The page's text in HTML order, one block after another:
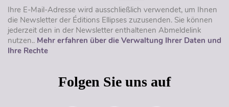
Ihre E-Mail-Adresse wird ausschließlich verwendet, um Ihnen
die Newsletter der Éditions Ellipses zuzusenden. Sie können
jederzeit den in der Newsletter enthaltenen Abmeldelink
nutzen.. Mehr erfahren über die Verwaltung Ihrer Daten und
Ihre Rechte
Folgen Sie uns auf